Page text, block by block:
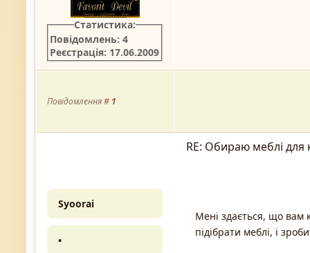
Статистика:
Повідомлень: 4
Реєстрація: 17.06.2009
Повідомлення# 1
RE: Обираю меблі для
Syoorai
•
Мені здається, що вам
підібрати меблі, і